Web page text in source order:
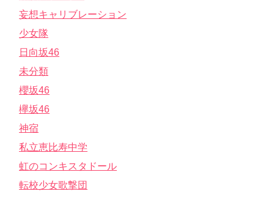
妄想キャリブレーション
少女隊
日向坂46
未分類
櫻坂46
欅坂46
神宿
私立恵比寿中学
虹のコンキスタドール
転校少女歌撃団